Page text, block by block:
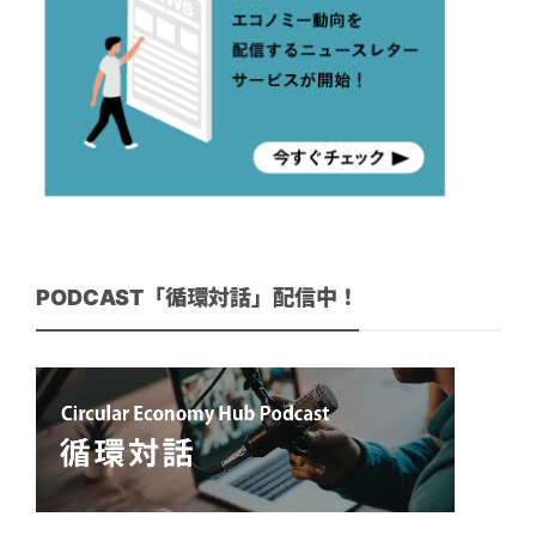
PODCAST「循環対話」配信中！